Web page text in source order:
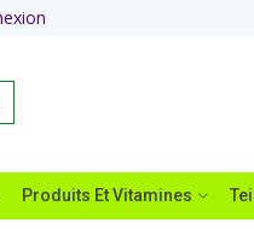
Produits Et Vitamines